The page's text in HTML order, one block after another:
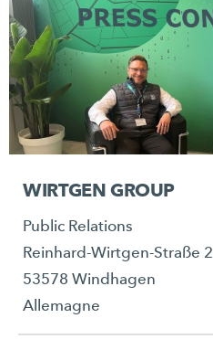
WIRTGEN GROUP
Public Relations
Reinhard-Wirtgen-Straße 2
53578 Windhagen
Allemagne